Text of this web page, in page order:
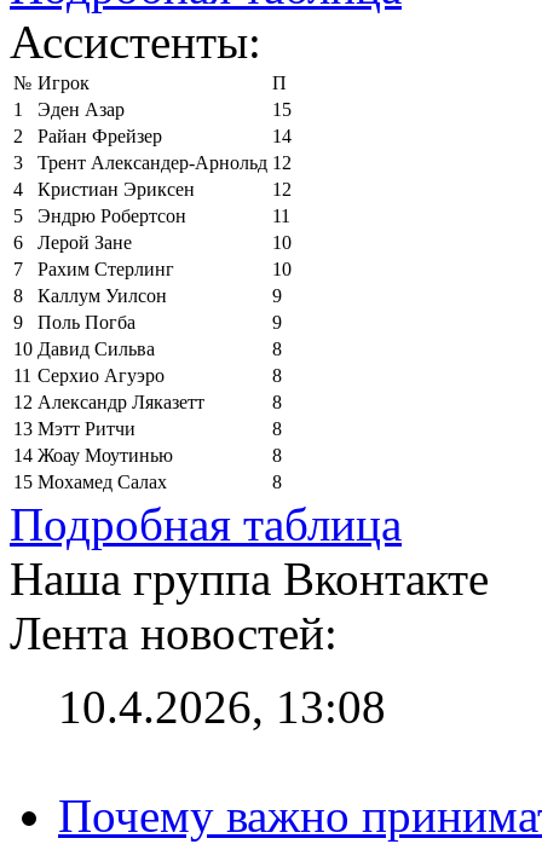
Ассистенты:
№ Игрок
П
1
Эден Азар
15
2
Райан Фрейзер
14
3
Трент Александер-Арнольд 12
4
Кристиан Эриксен
12
5
Эндрю Робертсон
11
6
Лерой Зане
10
7
Рахим Стерлинг
10
8
Каллум Уилсон
9
9
Поль Погба
9
10 Давид Сильва
8
11 Серхио Агуэро
8
12 Александр Ляказетт
8
13 Мэтт Ритчи
8
14 Жоау Моутинью
8
15 Мохамед Салах 8
Подробная таблица
Наша группа Вконтакте
Лента новостей:
10.4.2026, 13:08
Почему важно